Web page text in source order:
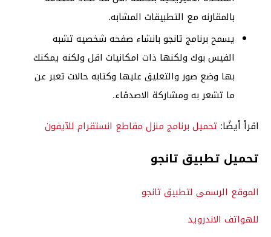
بالمقارنه مع التطبيقات المشابه.
يسمح برنامج تانجو بانشاء صفحه شخصيه تشبه
الفيس بوك ولكنها ذات امكانيات اقل ولكنه يمكنك
بها وضع صور والتعليق عليها وكتابه حالات تعبر عن
ما تشعر به ومشاركة الاصدقاء.
اقرأ أيضًا: تحميل برنامج منزل مقاطع انستقرام للآيفون
تحميل تطبيق تانجو
الموقع الرسمى لتطبيق تانجو
للهواتف الاندرويد